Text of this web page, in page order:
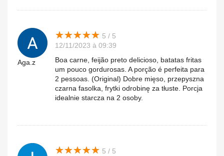
Aga.z
★★★★★
★★★★★ 5 / 5
12/11/2023 à 09:39
Boa carne, feijão preto delicioso, batatas fritas
um pouco gordurosas. A porção é perfeita para
2 pessoas. (Original) Dobre mięso, przepyszna
czarna fasolka, frytki odrobinę za tłuste. Porcja
idealnie starcza na 2 osoby.
★★★★★
★★★★★ 5 / 5